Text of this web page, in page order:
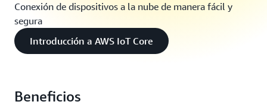
Conexión de dispositivos a la nube de manera fácil y
segura
Introducción a AWS IoT Core
Beneficios